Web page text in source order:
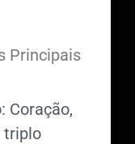
Coração,
triplo